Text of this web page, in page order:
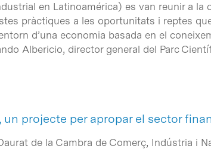
en Latinoamérica) es van reunir a la
pràctiques a les oportunitats i reptes
d’una economia basada en el
Albericio, director general del Parc
un projecte per apropar el sector
de la Cambra de Comerç, Indústria i